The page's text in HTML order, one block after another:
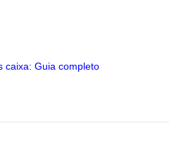
caixa: Guia completo